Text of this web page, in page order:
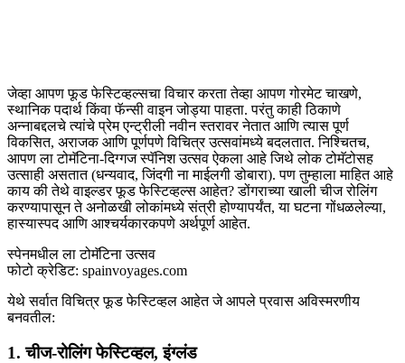
जेव्हा आपण फूड फेस्टिव्हल्सचा विचार करता तेव्हा आपण गोरमेट चाखणे,
स्थानिक पदार्थ किंवा फॅन्सी वाइन जोड्या पाहता. परंतु काही ठिकाणे
अन्नाबद्दलचे त्यांचे प्रेम एन्ट्रीली नवीन स्तरावर नेतात आणि त्यास पूर्ण
विकसित, अराजक आणि पूर्णपणे विचित्र उत्सवांमध्ये बदलतात. निश्चितच,
आपण ला टोमॅटिना-दिग्गज स्पॅनिश उत्सव ऐकला आहे जिथे लोक टोमॅटोसह
उत्साही असतात (धन्यवाद, जिंदगी ना माईलगी डोबारा). पण तुम्हाला माहित आहे
काय की तेथे वाइल्डर फूड फेस्टिव्हल्स आहेत? डोंगराच्या खाली चीज रोलिंग
करण्यापासून ते अनोळखी लोकांमध्ये संत्री होण्यापर्यंत, या घटना गोंधळलेल्या,
हास्यास्पद आणि आश्चर्यकारकपणे अर्थपूर्ण आहेत.
स्पेनमधील ला टोमॅटिना उत्सव
फोटो क्रेडिट: spainvoyages.com
येथे सर्वात विचित्र फूड फेस्टिव्हल आहेत जे आपले प्रवास अविस्मरणीय
बनवतील:
1. चीज-रोलिंग फेस्टिव्हल, इंग्लंड